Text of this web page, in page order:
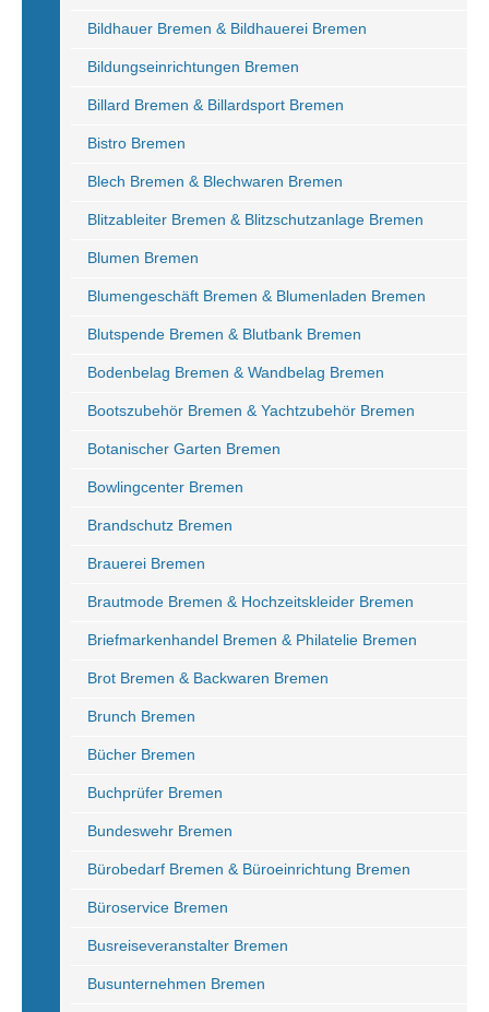
Bildhauer Bremen & Bildhauerei Bremen
Bildungseinrichtungen Bremen
Billard Bremen & Billardsport Bremen
Bistro Bremen
Blech Bremen & Blechwaren Bremen
Blitzableiter Bremen & Blitzschutzanlage Bremen
Blumen Bremen
Blumengeschäft Bremen & Blumenladen Bremen
Blutspende Bremen & Blutbank Bremen
Bodenbelag Bremen & Wandbelag Bremen
Bootszubehör Bremen & Yachtzubehör Bremen
Botanischer Garten Bremen
Bowlingcenter Bremen
Brandschutz Bremen
Brauerei Bremen
Brautmode Bremen & Hochzeitskleider Bremen
Briefmarkenhandel Bremen & Philatelie Bremen
Brot Bremen & Backwaren Bremen
Brunch Bremen
Bücher Bremen
Buchprüfer Bremen
Bundeswehr Bremen
Bürobedarf Bremen & Büroeinrichtung Bremen
Büroservice Bremen
Busreiseveranstalter Bremen
Busunternehmen Bremen